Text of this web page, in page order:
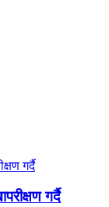
गर्दै